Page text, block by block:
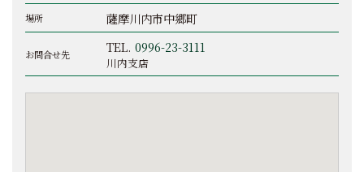
場所 薩摩川内市中郷町
お問合せ先 TEL. 0996-23-3111
川内支店